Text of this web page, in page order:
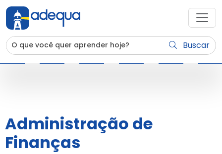
Buscar
Administração de
Finanças